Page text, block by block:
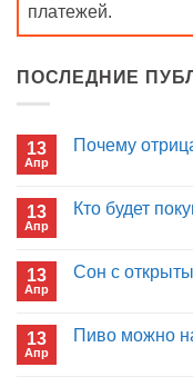
платежей.
ПОСЛЕДНИЕ
13
Апр
Почему
Почему
13
Апр
Кто будет
Кто
в
13
Апр
Сон с
Сон
13
Апр
Пиво можно